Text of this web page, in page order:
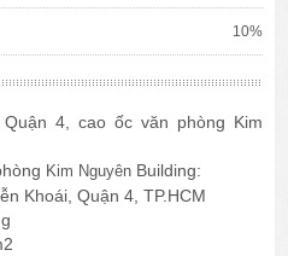
10%
4, cao ốc văn phòng Kim
Kim Nguyên Building:
Quận 4, TP.HCM